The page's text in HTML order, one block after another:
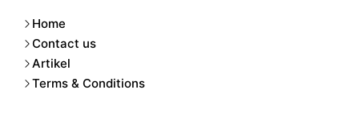
Home
Contact us
Artikel
Terms & Conditions